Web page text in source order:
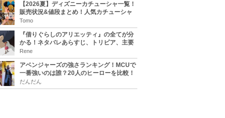
【2026夏】ディズニーカチューシャ一覧！
販売状況&値段まとめ！人気カチューシャ
をチェック
Tomo
『借りぐらしのアリエッティ』の全てが分
かる！ネタバレあらすじ、トリビア、主要
キャラまとめ！
Rene
アベンジャーズの強さランキング！MCUで
一番強いのは誰？20人のヒーローを比較！
だんだん